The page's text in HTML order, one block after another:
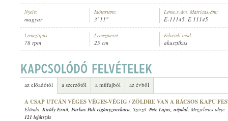
ELŐADÓ: KIRÁLY ERNŐ,KÁRPÁT ZOLTÁN (ZONGORA)
Nyelv:
magyar
Időtartam:
3' 11"
Lemezszám, Matricaszám:
E-11145, E 11145
Lemeztípus:
78 rpm
Lemezméret:
25 cm
Felvételi mód:
akusztikus
az előadótól a szerzőtől a műfajból az évből
A CSAP UTCÁN VÉGES VÉGES-VÉGIG / ZÖLDRE VAN A RÁCSOS KAPU
Előadó: Király Ernő, Farkas Pali cigányzenekara; Szerző: Pete Lajos, népdal; Megjelenés ideje:
121 lejátszás